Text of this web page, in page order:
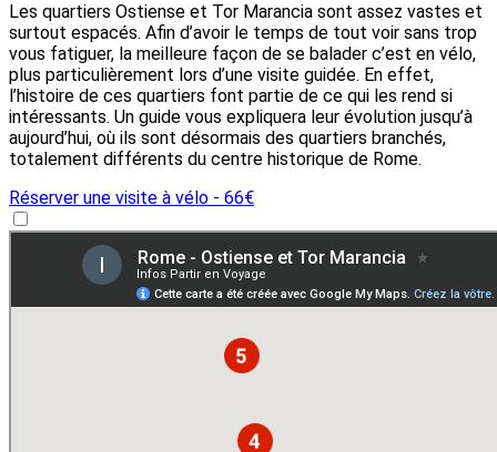
Les quartiers Ostiense et Tor Marancia sont assez vastes et
surtout espacés. Afin d’avoir le temps de tout voir sans trop
vous fatiguer, la meilleure façon de se balader c’est en vélo,
plus particulièrement lors d’une visite guidée. En effet,
l’histoire de ces quartiers font partie de ce qui les rend si
intéressants. Un guide vous expliquera leur évolution jusqu’à
aujourd’hui, où ils sont désormais des quartiers branchés,
totalement différents du centre historique de Rome.
Réserver une visite à vélo - 66€